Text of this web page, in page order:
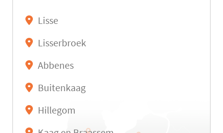
Lisse
Lisserbroek
Abbenes
Buitenkaag
Hillegom